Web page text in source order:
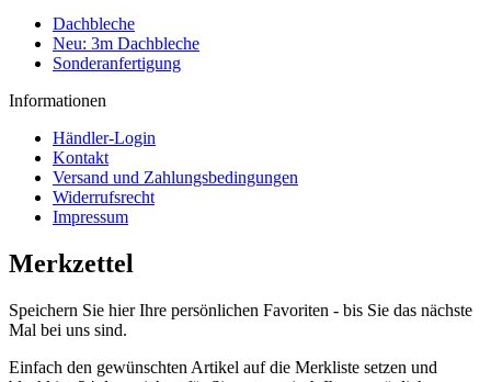
Dachbleche
Neu: 3m Dachbleche
Sonderanfertigung
Informationen
Händler-Login
Kontakt
Versand und Zahlungsbedingungen
Widerrufsrecht
Impressum
Merkzettel
Speichern Sie hier Ihre persönlichen Favoriten - bis Sie das nächste
Mal bei uns sind.
Einfach den gewünschten Artikel auf die Merkliste setzen und